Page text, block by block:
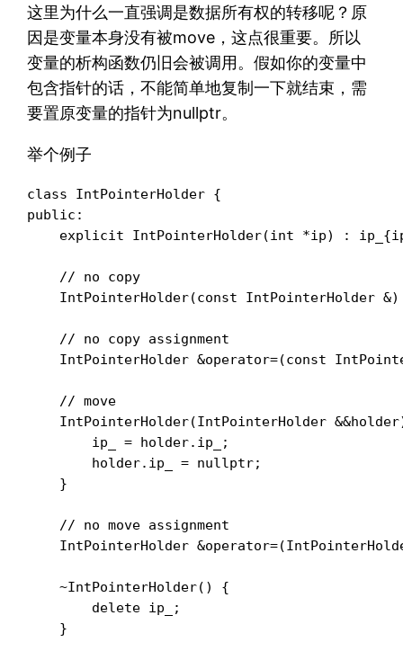
这里为什么一直强调是数据所有权的转移呢？原
因是变量本身没有被move，这点很重要。所以
变量的析构函数仍旧会被调用。假如你的变量中
包含指针的话，不能简单地复制一下就结束，需
要置原变量的指针为nullptr。
举个例子
class IntPointerHolder {
public:
explicit IntPointerHolder(int *ip) :
    // no copy
IntPointerHolder(const IntPointerHolder
    // no copy assignment
IntPointerHolder &operator=(const
    // move
IntPointerHolder(IntPointerHolder
        ip_ = holder.ip_;
        holder.ip_ = nullptr;
    }
    // no move assignment
IntPointerHolder
    ~IntPointerHolder() {
        delete ip_;
    }